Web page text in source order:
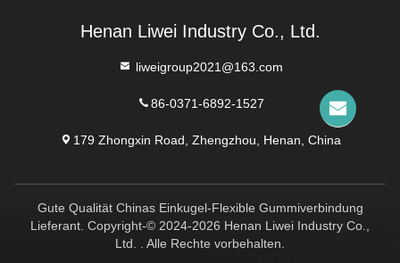
Henan Liwei Industry Co., Ltd.
liweigroup2021@163.com
86-0371-6892-1527
179 Zhongxin Road, Zhengzhou, Henan, China
Gute Qualität Chinas Einkugel-Flexible Gummiverbindung
Lieferant. Copyright-© 2024-2026 Henan Liwei Industry Co.,
Ltd. . Alle Rechte vorbehalten.